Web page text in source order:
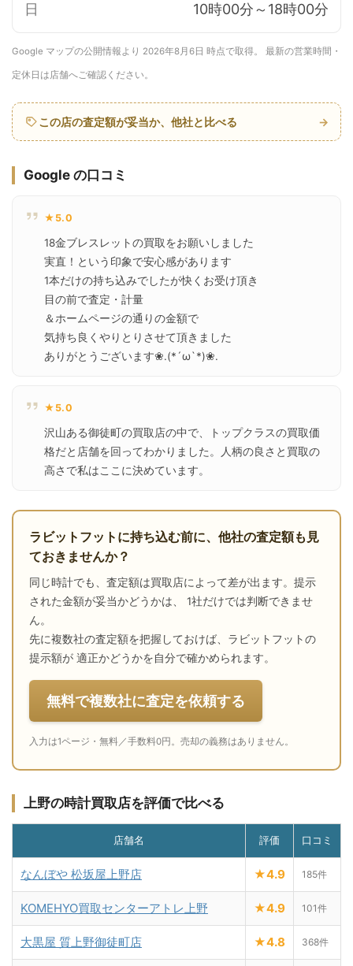
日
10時00分～18時00分
Google マップの公開情報より 2026年8月6日 時点で取得。 最新の営業時間・
定休日は店舗へご確認ください。
この店の査定額が妥当か、他社と比べる →
Google の口コミ
★5.0
18金ブレスレットの買取をお願いしました
実直！という印象で安心感があります
1本だけの持ち込みでしたが快くお受け頂き
目の前で査定・計量
＆ホームページの通りの金額で
気持ち良くやりとりさせて頂きました
ありがとうございます❀.(*´ω`*)❀.
★5.0
沢山ある御徒町の買取店の中で、トップクラスの買取価
格だと店舗を回ってわかりました。人柄の良さと買取の
高さで私はここに決めています。
ラビットフットに持ち込む前に、他社の査定額も見
ておきませんか？
同じ時計でも、査定額は買取店によって差が出ます。提示
された金額が妥当かどうかは、 1社だけでは判断できませ
ん。
先に複数社の査定額を把握しておけば、ラビットフットの
提示額が 適正かどうかを自分で確かめられます。
無料で複数社に査定を依頼する
入力は1ページ・無料／手数料0円。売却の義務はありません。
上野の時計買取店を評価で比べる
店舗名 評価 口コミ
なんぼや 松坂屋上野店 ★4.9 185件
KOMEHYO買取センターアトレ上野 ★4.9 101件
大黒屋 質上野御徒町店 ★4.8 368件